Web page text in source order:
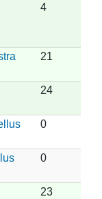
4
21
24
0
0
23